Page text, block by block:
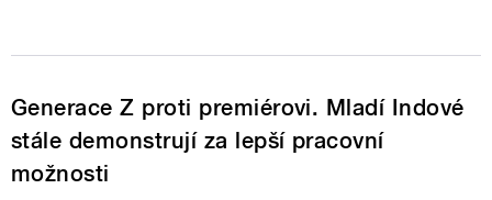
Generace Z proti premiérovi. Mladí Indové
stále demonstrují za lepší pracovní
možnosti